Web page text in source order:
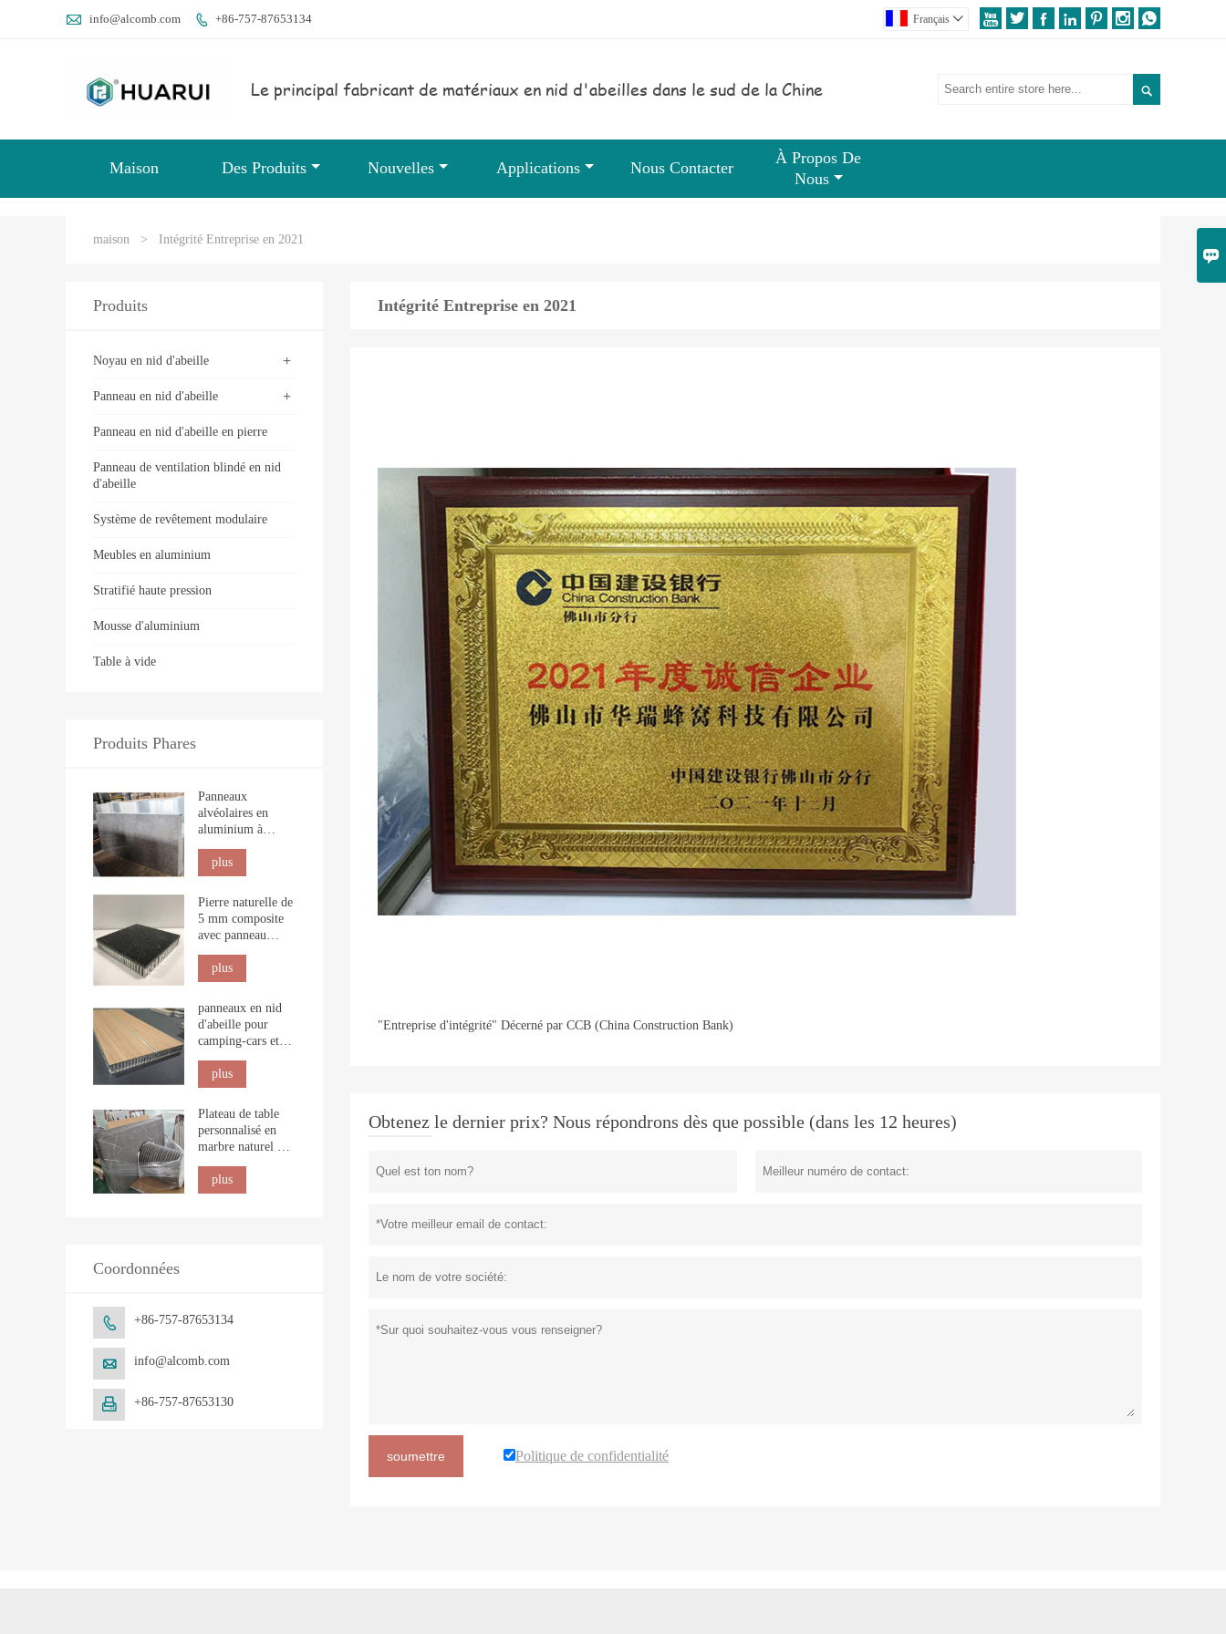

 info@alcomb.com  +86-757-87653134       
Français 
Le principal fabricant de matériaux en nid d'abeilles dans le sud de la Chine 
Maison Des Produits Nouvelles Applications Nous Contacter
À Propos De
Nous
maison > Intégrité Entreprise en 2021
Intégrité Entreprise en 2021
"Entreprise d'intégrité" Décerné par CCB (China Construction Bank)
Obtenez le dernier prix? Nous répondrons dès que possible (dans les 12 heures)
soumettre Politique de confidentialité
Produits
+
Noyau en nid d'abeille
+
Panneau en nid d'abeille
Panneau en nid d'abeille en pierre
Panneau de ventilation blindé en nid
d'abeille
Système de revêtement modulaire
Meubles en aluminium
Stratifié haute pression
Mousse d'aluminium
Table à vide
Produits Phares
Panneaux
alvéolaires en
aluminium à
imitation pierre
pour revêtement
intérieur
plus
Pierre naturelle de
5 mm composite
avec panneau
construction
plus
panneaux en nid
d'abeille pour
camping-cars et
marins
plus
Plateau de table
personnalisé en
marbre naturel nid
plus
Coordonnées
 +86-757-87653134
 info@alcomb.com
 +86-757-87653130